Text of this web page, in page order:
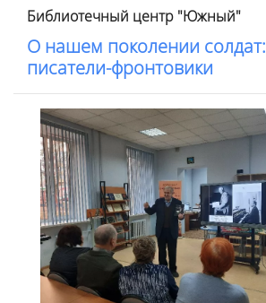
Библиотечный центр "Южный"
О нашем поколении солдат:
писатели-фронтовики